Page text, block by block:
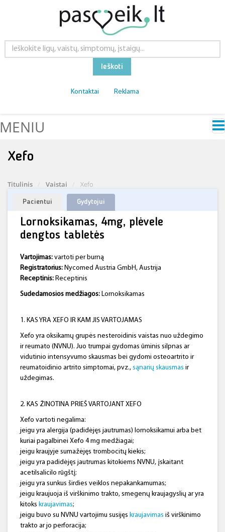
Ieškoti
Kontaktai Reklama
MENIU
Xefo
Titulinis Vaistai Xefo
Pacientui Gydytojui
Lornoksikamas, 4mg, plėvele
dengtos tabletės
Vartojimas: vartoti per burną
Registratorius: Nycomed Austria GmbH, Austrija
Receptinis: Receptinis
Sudedamosios medžiagos: Lornoksikamas
1. KAS YRA XEFO IR KAM JIS VARTOJAMAS
Xefo yra oksikamų grupės nesteroidinis vaistas nuo uždegimo
ir reumato (NVNU). Juo trumpai gydomas ūminis silpnas ar
vidutinio intensyvumo skausmas bei gydomi osteoartrito ir
reumatoidinio artrito simptomai, pvz., sąnarių skausmas ir
uždegimas.
2. KAS ŽINOTINA PRIEŠ VARTOJANT XEFO
Xefo vartoti negalima:
jeigu yra alergija (padidėjęs jautrumas) lornoksikamui arba bet
kuriai pagalbinei Xefo 4 mg medžiagai;
jeigu kraujyje sumažėjęs trombocitų kiekis;
jeigu yra padidėjęs jautrumas kitokiems NVNU, įskaitant
acetilsalicilo rūgštį;
jeigu yra sunkus širdies veiklos nepakankamumas;
jeigu kraujuoja iš virškinimo trakto, smegenų kraujagyslių ar yra
kitoks kraujavimas;
jeigu buvo su NVNU vartojimu susijęs kraujavimas iš virškinimo
trakto ar jo perforacija;